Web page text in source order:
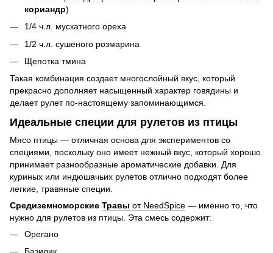
кориандр)
1/4 ч.л. мускатного ореха
1/2 ч.л. сушеного розмарина
Щепотка тмина
Такая комбинация создает многослойный вкус, который
прекрасно дополняет насыщенный характер говядины и
делает рулет по-настоящему запоминающимся.
Идеальные специи для рулетов из птицы
Мясо птицы — отличная основа для экспериментов со
специями, поскольку оно имеет нежный вкус, который хорошо
принимает разнообразные ароматические добавки. Для
куриных или индюшачьих рулетов отлично подходят более
легкие, травяные специи.
Средиземноморские Травы от NeedSpice — именно то, что
нужно для рулетов из птицы. Эта смесь содержит:
Орегано